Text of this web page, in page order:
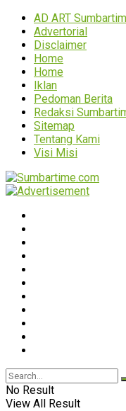
AD ART
Advertorial
Disclaimer
Home
Home
Iklan
Pedoman Berita
Redaksi
Sitemap
Tentang Kami
Visi Misi
No Result
View All Result